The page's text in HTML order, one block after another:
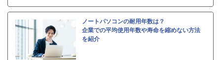
ノートパソコンの耐用年数は？
企業での平均使用年数や寿命を縮めない方法
を紹介